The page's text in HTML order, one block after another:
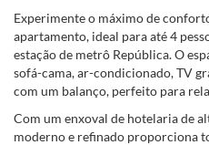
Experimente o máximo de
apartamento, ideal para até 4
estação de metrô República. O
sofá-cama, ar-condicionado, TV
com um balanço, perfeito para
Com um enxoval de hotelaria de
moderno e refinado proporciona